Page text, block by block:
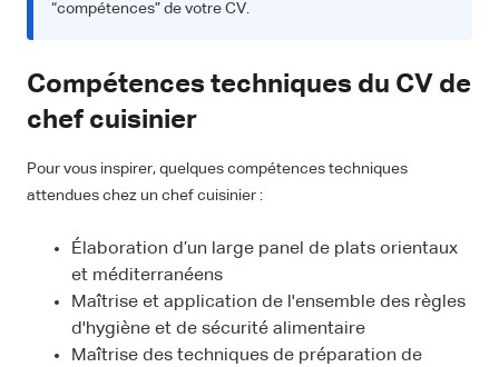
“compétences” de votre CV.
Compétences techniques du CV de
chef cuisinier
Pour vous inspirer, quelques compétences techniques
attendues chez un chef cuisinier :
Élaboration d’un large panel de plats orientaux
et méditerranéens
Maîtrise et application de l'ensemble des règles
d'hygiène et de sécurité alimentaire
Maîtrise des techniques de préparation de